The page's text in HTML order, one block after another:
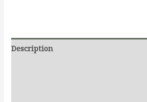
Description